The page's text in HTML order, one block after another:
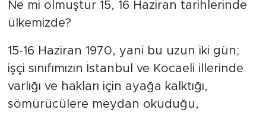
Ne mi olmuştur 15, 16 Haziran tarihlerinde
ülkemizde?
15-16 Haziran 1970, yani bu uzun iki gün;
işçi sınıfımızın İstanbul ve Kocaeli illerinde
varlığı ve hakları için ayağa kalktığı,
sömürücülere meydan okuduğu,